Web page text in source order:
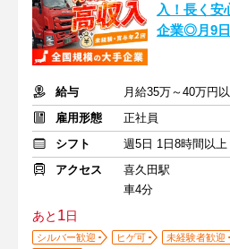
入！長く安
企業◎月9
給与
月給35万～40万円
雇用形態
正社員
シフト
週5日 1日8時間以上
アクセス
喜久田駅
車4分
あと 1日
シルバー歓迎 ヒゲ可 未経験者歓迎